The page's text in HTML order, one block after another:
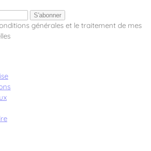
S'abonner
générales et le traitement de mes